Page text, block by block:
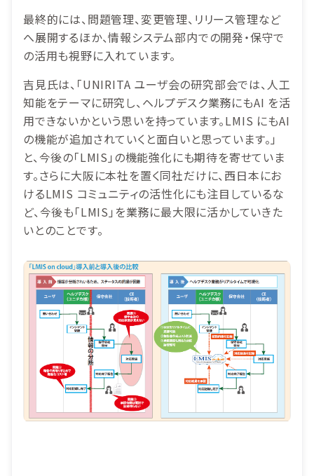
最終的には、問題管理、変更管理、リリース管理など
へ展開するほか、情報システム部内での開発・保守で
の活用も視野に入れています。
吉見氏は、「UNIRITA ユーザ会の研究部会では、人工
知能をテーマに研究し、ヘルプデスク業務にもAI を活
用できないかという思いを持っています。LMIS にもAI
の機能が追加されていくと面白いと思っています。」
と、今後の「LMIS」の機能強化にも期待を寄せていま
す。さらに大阪に本社を置く同社だけに、西日本にお
けるLMIS コミュニティの活性化にも注目しているな
ど、今後も「LMIS」を業務に最大限に活かしていきた
いとのことです。